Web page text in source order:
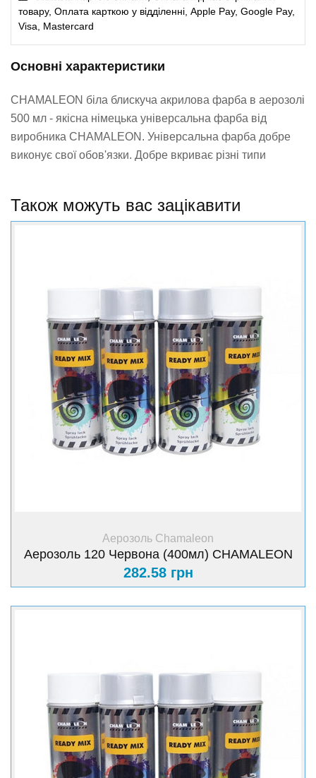
товару, Оплата карткою у відділенні, Apple Pay, Google Pay,
Visa, Mastercard
Основні характеристики
CHAMALEON біла блискуча акрилова фарба в аерозолі
500 мл - якісна німецька універсальна фарба від
виробника CHAMALEON. Універсальна фарба добре
виконує свої обов'язки. Добре вкриває різні типи
Призначений для якісних локальних ремонтів. Гарантує
Також можуть вас зацікавити
+ Купити
Аерозоль Chamaleon
Аерозоль 120 Червона (400мл) CHAMALEON
282.58 грн